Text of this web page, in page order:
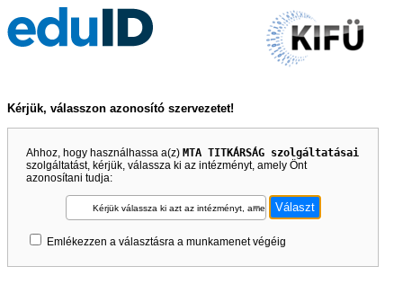
Kérjük, válasszon azonosító szervezetet!
Ahhoz, hogy használhassa a(z) MTA TITKÁRSÁG szolgáltatásai
szolgáltatást, kérjük, válassza ki az intézményt, amely Önt
azonosítani tudja:
Kérjük válassza ki azt az intézményt, amely Önt azonosítani tudja!
Emlékezzen a választásra a munkamenet végéig